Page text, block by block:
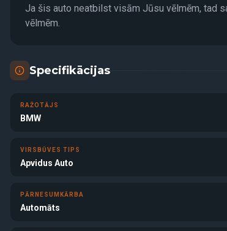
Ja šis auto neatbilst visām Jūsu vēlmēm, tad
vēlmēm.
Specifikācijas
RAŽOTĀJS
BMW
VIRSBŪVES TIPS
Apvidus Auto
PĀRNESUMKĀRBA
Automāts